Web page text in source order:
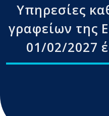
Υπηρεσίες
γραφείων
01/02/2027